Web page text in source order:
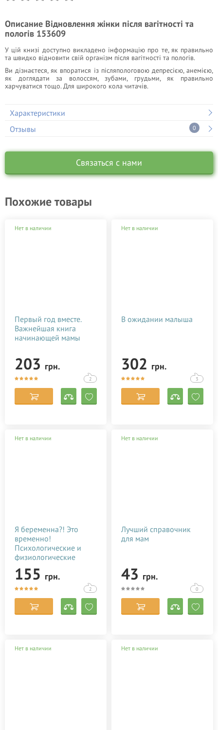
Описание Відновлення жінки після вагітності та
пологів 153609
У цій книзі доступно викладено інформацію про те, як правильно
та швидко відновити свій організм після вагітності та пологів.
Ви дізнаєтеся, як впоратися із післяпологовою депресією, анемією,
як доглядати за волоссям, зубами, грудьми, як правильно
харчуватися тощо. Для широкого кола читачів.
Характеристики
Отзывы
0
Связаться с нами
Похожие товары
Нет в наличии
Первый год вместе.
Важнейшая книга
начинающей мамы
203 грн.
2
Нет в наличии
В ожидании малыша
302 грн.
3
Нет в наличии
Я беременна?! Это
временно!
Психологические и
физиологические
аспекты беременности,
родов и послерод
155 грн.
2
Нет в наличии
Лучший справочник
для мам
43 грн.
0
Нет в наличии Нет в наличии